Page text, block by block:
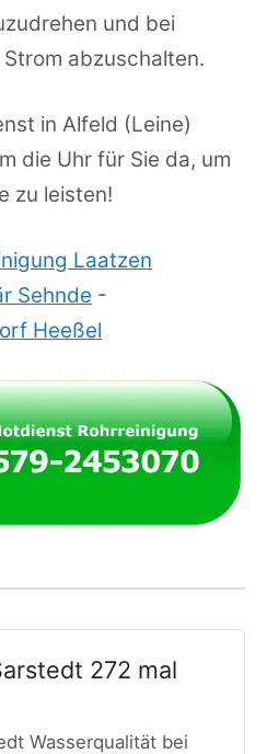
und bei
abzuschalten.
in Alfeld (Leine)
die Uhr für Sie da, um
zu leisten!
Laatzen
Sehnde -
Heeßel
272 mal
Wasserqualität bei